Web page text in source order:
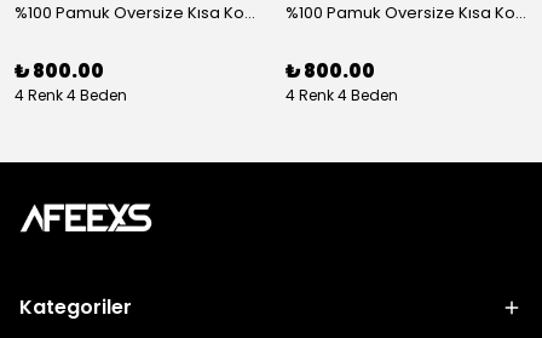
%100 Pamuk Oversize Kısa Kol Gömlek - Beyaz
₺ 800.00
4 Renk 4 Beden
%100 Pamuk Oversize Kısa Kol Gömlek - Kahve
₺ 800.00
4 Renk 4 Beden
Kategoriler